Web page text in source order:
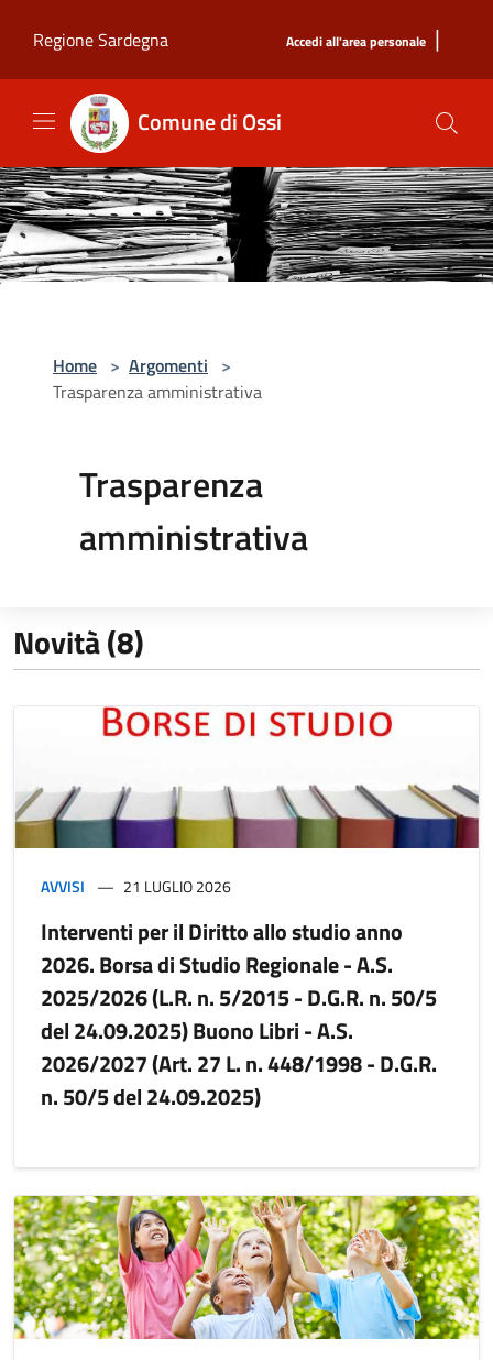
Regione Sardegna
Accedi all'area personale |
Comune di Ossi
Home > Argomenti >
Trasparenza amministrativa
Trasparenza
amministrativa
Novità (8)
AVVISI 21 LUGLIO 2026
Interventi per il Diritto allo studio anno
2026. Borsa di Studio Regionale - A.S.
2025/2026 (L.R. n. 5/2015 - D.G.R. n. 50/5
del 24.09.2025) Buono Libri - A.S.
2026/2027 (Art. 27 L. n. 448/1998 - D.G.R.
n. 50/5 del 24.09.2025)